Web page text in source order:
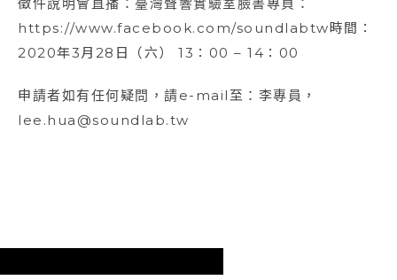
https://www.facebook.com/soundlabtw時間：
2020年3月28日（六） 13：00 – 14：00
申請者如有任何疑問，請e-mail至：李專員，
lee.hua@soundlab.tw